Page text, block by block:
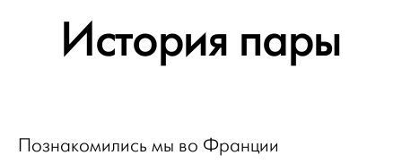
История пары
Познакомились мы во Франции